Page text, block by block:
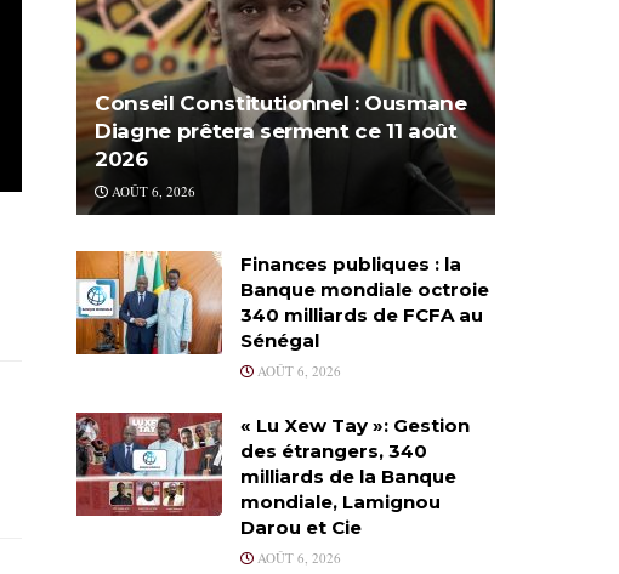
Conseil Constitutionnel : Ousmane
Diagne prêtera serment ce 11 août
2026
AOÛT 6, 2026
Finances publiques : la
Banque mondiale octroie
340 milliards de FCFA au
Sénégal
AOÛT 6, 2026
« Lu Xew Tay »: Gestion
des étrangers, 340
milliards de la Banque
mondiale, Lamignou
Darou et Cie
AOÛT 6, 2026